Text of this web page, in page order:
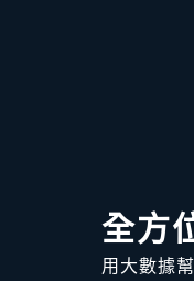
全方
用大數據